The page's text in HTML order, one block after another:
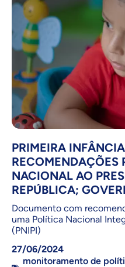
PRIMEIRA
RECOMENDAÇÕES
NACIONAL AO
REPÚBLICA;
Documento com
uma Política Nacional
(PNIPI)
27/06/2024
monitoramento de